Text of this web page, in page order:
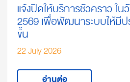
แจ้งปิดให้บริการชั่วคราว ใ
2569 เพื่อพัฒนาระบบให้มี
ขึ้น
22 July 2026